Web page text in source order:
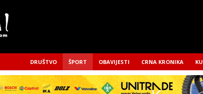
DRUŠTVO ŠPORT OBAVIJESTI CRNA KRONIKA